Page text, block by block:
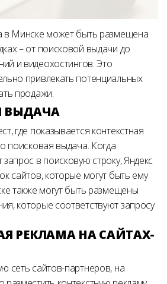
в Минске может быть размещена
– от поисковой выдачи до
и видеохостингов. Это
привлекать потенциальных
продажи.
ВЫДАЧА
где показывается контекстная
поисковая выдача. Когда
в поисковую строку, Яндекс
сайтов, которые могут быть ему
также могут быть размещены
которые соответствуют запросу
РЕКЛАМА НА САЙТАХ-
сеть сайтов-партнеров, на